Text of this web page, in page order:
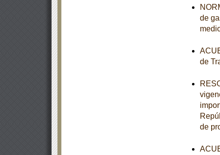
de
de
de